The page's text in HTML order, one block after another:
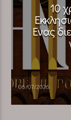
10
Ένας
06/07/2026